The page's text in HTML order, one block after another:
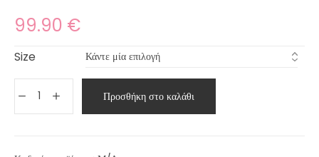
99.90 €
Size
Προσθήκη στο καλάθι